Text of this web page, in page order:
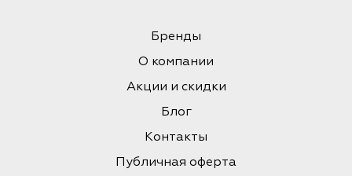
Бренды
О компании
Акции и скидки
Блог
Контакты
Публичная оферта